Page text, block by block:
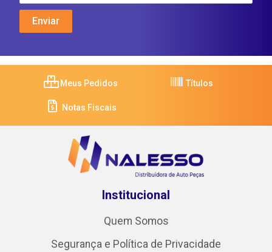
Meus Pedidos Títulos
Notas Fiscais
Institucional
Quem Somos
Segurança e Política de Privacidade